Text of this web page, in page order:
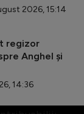
2026, 15:14
regizor
Anghel și
14:36